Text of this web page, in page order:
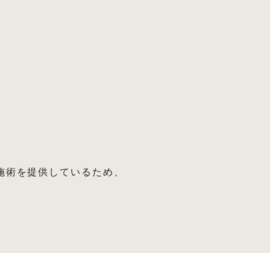
を提供しているため、